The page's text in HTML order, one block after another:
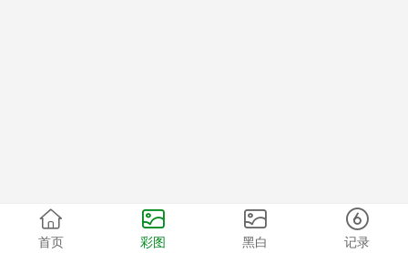
首页 彩图 黑白 记录